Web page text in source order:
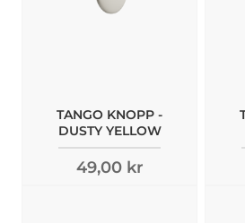
TANGO KNOPP -
DUSTY YELLOW
49,00 kr